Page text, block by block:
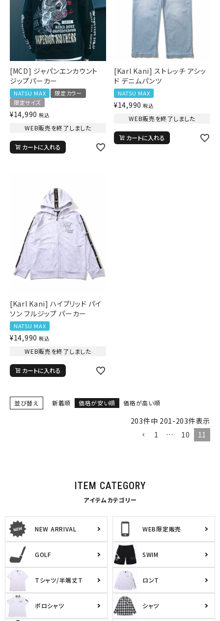
ニュース・特集
[MCD] ジャパンエンカウント
ジップパーカー
NATSU MAX
限定カラー
限定サイズ
¥14,990 税込
WEB販売を終了しました
カートに入れる
[Karl Kani] ストレッチ アシッ
ド デニムパンツ
NATSU MAX
¥14,990 税込
WEB販売を終了しました
カートに入れる
[Karl Kani] ハイブリッド パイ
ソン フルジップ パーカー
NATSU MAX
¥14,990 税込
WEB販売を終了しました
カートに入れる
並び替え 新着順 価格が安い順 価格が高い順
203件中 201-203件表示
1
… 10 11
ITEM CATEGORY
アイテムカテゴリー
NEW ARRIVAL WEB限定販売
GOLF SWIM
Tシャツ/半端丈T ロンT
ポロシャツ シャツ